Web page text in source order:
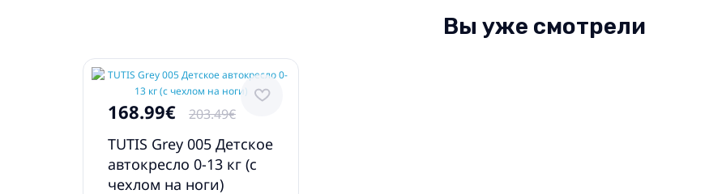
Вы уже смотрели
168.99€ 203.49€
TUTIS Grey 005 Детское
автокресло 0-13 кг (с
чехлом на ноги)